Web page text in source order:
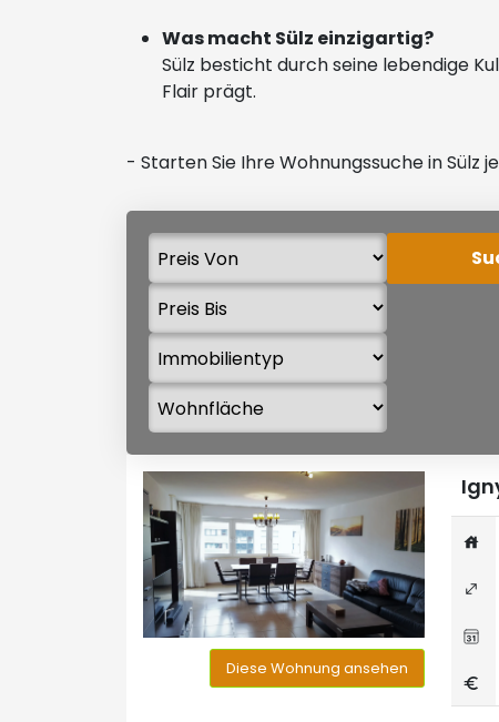
Was macht Sülz einzigartig?
Sülz besticht durch seine lebendige
Flair prägt.
- Starten Sie Ihre Wohnungssuche in Sülz
Diese Wohnung ansehen